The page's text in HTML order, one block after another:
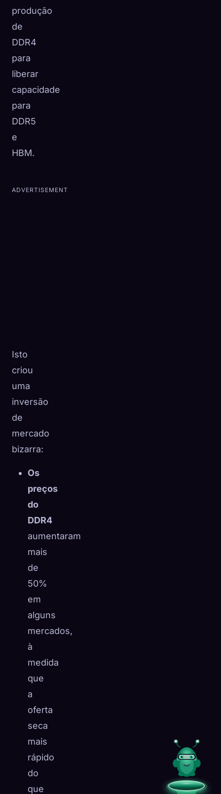
produção
de
DDR4
para
liberar
capacidade
para
DDR5
e
HBM.
ADVERTISEMENT
Isto
criou
uma
inversão
de
mercado
bizarra:
Os
preços
do
DDR4
aumentaram
mais
de
50%
em
alguns
mercados,
à
medida
que
a
oferta
seca
mais
rápido
do
que